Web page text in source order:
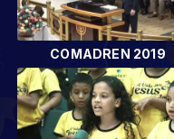
COMADREN 2019